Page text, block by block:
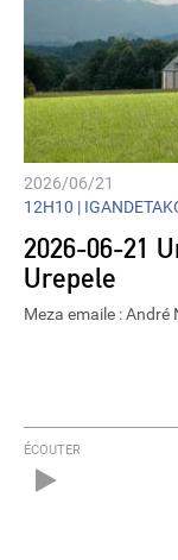
2026/06/21
12H10 |
2026-06-21
Urepele
Meza emaile : André
ÉCOUTER